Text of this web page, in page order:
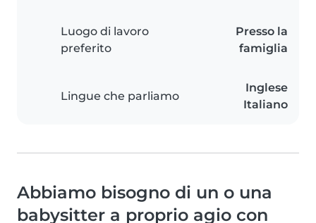
Luogo di lavoro
preferito
Presso la
famiglia
Lingue che parliamo
Inglese
Italiano
Abbiamo bisogno di un o una
babysitter a proprio agio con